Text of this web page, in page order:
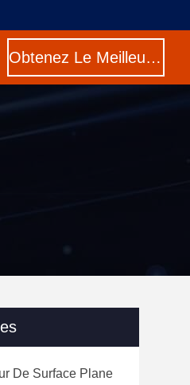
Obtenez Le Meilleur Prix
De Surface Plane